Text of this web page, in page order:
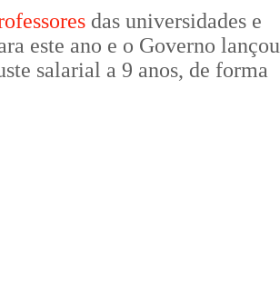
das universidades e
este ano e o Governo lançou
salarial a 9 anos, de forma